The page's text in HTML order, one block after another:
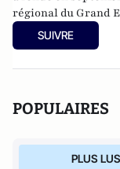
régional du Grand
auparavant vice-
SUIVRE
POPULAIRES
PLUS LUS